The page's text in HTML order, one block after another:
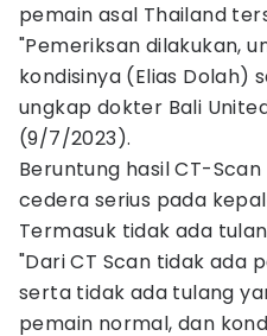
pemain asal Thailand
"Pemeriksan dilakukan,
kondisinya (Elias Dolah)
ungkap dokter Bali
(9/7/2023).
Beruntung hasil CT-
cedera serius pada
Termasuk tidak ada
"Dari CT Scan tidak ada
serta tidak ada tulang
pemain normal, dan